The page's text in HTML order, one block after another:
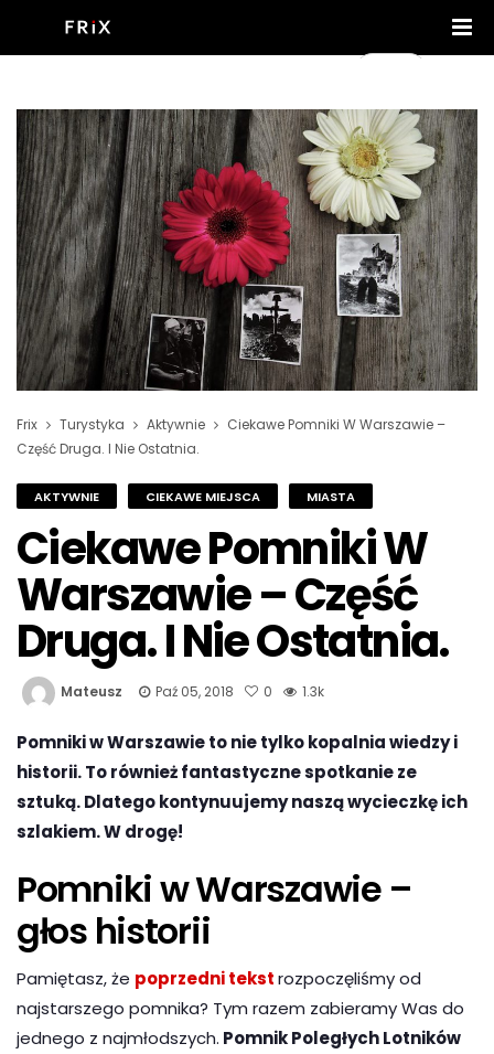
Frix Turystyka Aktywnie
Ciekawe Pomniki W Warszawie –
Część Druga. I Nie Ostatnia.
AKTYWNIE CIEKAWE MIEJSCA MIASTA
Ciekawe Pomniki W
Warszawie – Część
Druga. I Nie Ostatnia.
Mateusz Paź 05, 2018 0 1.3k
Pomniki w Warszawie to nie tylko kopalnia wiedzy i
historii. To również fantastyczne spotkanie ze
sztuką. Dlatego kontynuujemy naszą wycieczkę ich
szlakiem. W drogę!
Pomniki w Warszawie –
głos historii
Pamiętasz, że poprzedni tekstrozpoczęliśmy od
najstarszego pomnika? Tym razem zabieramy Was do
jednego z najmłodszych. Pomnik Poległych Lotników